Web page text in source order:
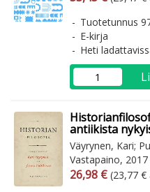
Tuotetunnus
E-kirja
Heti
antiikista
Väyrynen, Kari;
Vastapaino, 2017
26,98 € (23,77 €